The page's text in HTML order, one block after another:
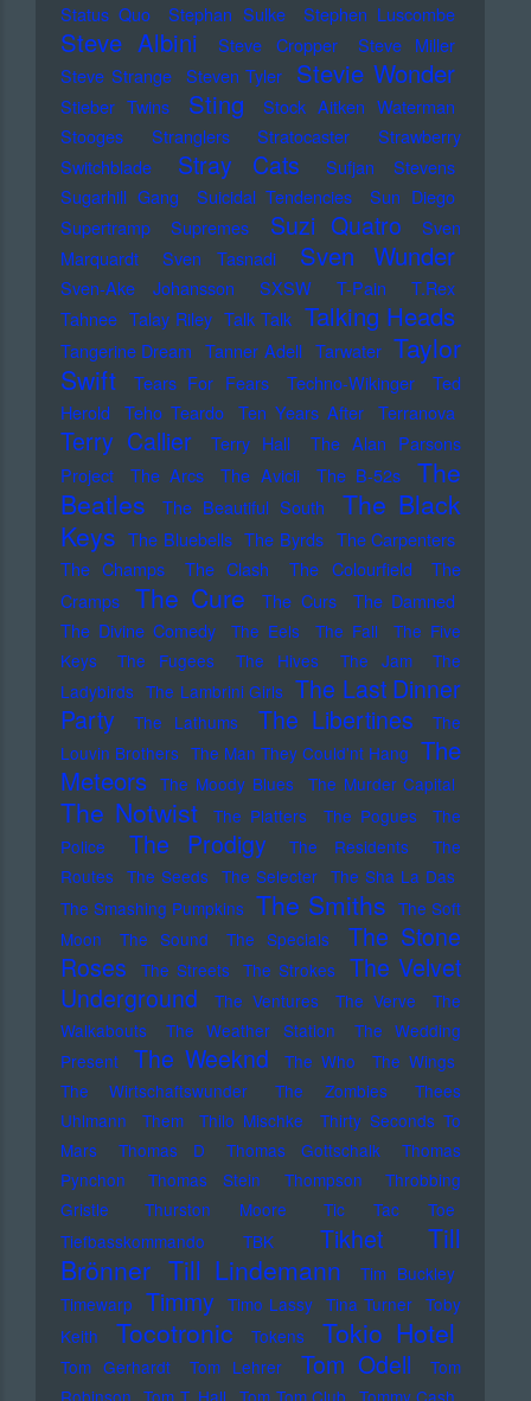
Status Quo
Stephan Sulke Stephen Luscombe
Steve Albini Steve Cropper
Steve Miller
Steve Strange Steven Tyler Stevie Wonder
Stieber Twins Sting
Stock Aitken Waterman
Stooges
Stranglers Stratocaster
Strawberry
Switchblade
Stray Cats
Sufjan Stevens
Sugarhill Gang
Suicidal Tendencies
Sun Diego
Supertramp
Supremes Suzi Quatro
Sven
Marquardt
Sven Tasnadi Sven Wunder
Sven-Ake Johansson SXSW T-Pain
T.Rex
Tahnee Talay Riley Talk Talk Talking Heads
Tangerine Dream Tanner Adell Tarwater Taylor
Swift
Tears For Fears Techno-Wikinger
Ted
Herold
Teho Teardo Ten Years After Terranova
Terry Callier Terry Hall
The Alan Parsons
Project
The Arcs The Avicii The B-52s
The
Beatles
The Beautiful South
The Black
Keys The Bluebells The Byrds The Carpenters
The Champs
The Clash The Colourfield
The
Cramps
The Cure The Curs
The Damned
The Divine Comedy
The Eels The Fall
The Five
Keys
The Fugees The Hives The Jam
The
Ladybirds The Lambrini Girls The Last Dinner
Party
The Lathums The Libertines
The
Louvin Brothers The Man They Could'nt Hang The
Meteors The Moody Blues The Murder Capital
The Notwist The Platters The Pogues
The
Police
The Prodigy The Residents
The
Routes The Seeds The Selecter The Sha La Das
The Smashing Pumpkins The Smiths The Soft
Moon
The Sound The Specials
The Stone
Roses
The Streets The Strokes
The Velvet
Underground
The Ventures The Verve
The
Walkabouts
The Weather Station
The Wedding
Present
The Weeknd The Who
The Wings
The Wirtschaftswunder
The Zombies
Thees
Uhlmann
Them Thilo Mischke
Thirty Seconds To
Mars
Thomas D Thomas Gottschalk
Thomas
Pynchon
Thomas Stein Thompson
Throbbing
Gristle
Thurston Moore
Tic Tac Toe
Tiefbasskommando TBK
Tikhet
Till
Brönner Till Lindemann
Tim Buckley
Timewarp Timmy Timo Lassy Tina Turner Toby
Keith
Tocotronic Tokens Tokio Hotel
Tom Gerhardt Tom Lehrer Tom Odell
Tom